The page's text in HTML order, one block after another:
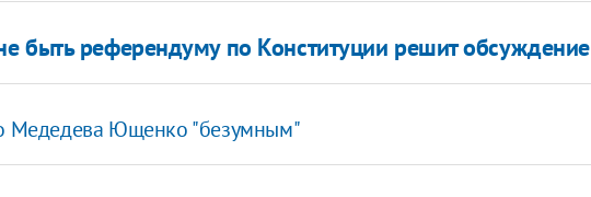
быть референдуму по Конституции решит обсуждение
Медедева Ющенко "безумным"